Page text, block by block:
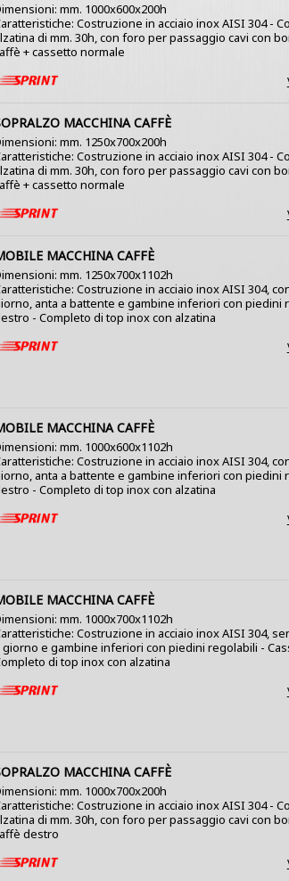
mm. 1000x600x200h
Costruzione in acciaio inox AISI 304 -
di mm. 30h, con foro per passaggio cavi con
+ cassetto normale
MACCHINA CAFFÈ
mm. 1250x700x200h
Costruzione in acciaio inox AISI 304 -
di mm. 30h, con foro per passaggio cavi con
+ cassetto normale
MACCHINA CAFFÈ
mm. 1250x700x1102h
Costruzione in acciaio inox AISI 304,
anta a battente e gambine inferiori con piedini
- Completo di top inox con alzatina
MACCHINA CAFFÈ
mm. 1000x600x1102h
Costruzione in acciaio inox AISI 304,
anta a battente e gambine inferiori con piedini
- Completo di top inox con alzatina
MACCHINA CAFFÈ
mm. 1000x700x1102h
Costruzione in acciaio inox AISI 304,
giorno e gambine inferiori con piedini regolabili -
di top inox con alzatina
MACCHINA CAFFÈ
mm. 1000x700x200h
Costruzione in acciaio inox AISI 304 -
di mm. 30h, con foro per passaggio cavi con
destro